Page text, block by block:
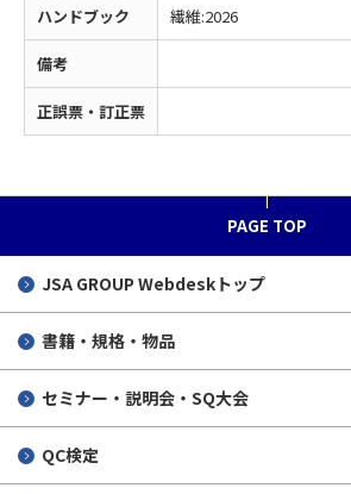
ハンドブック 繊維:2026
備考
正誤票・訂正票
PAGE TOP
JSA GROUP Webdeskトップ
書籍・規格・物品
セミナー・説明会・SQ大会
QC検定